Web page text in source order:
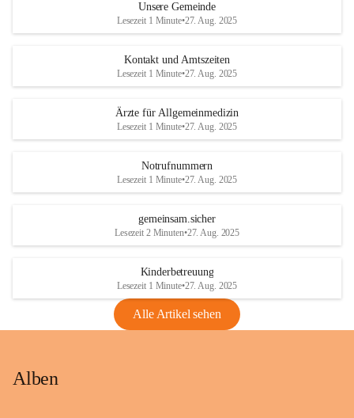
Unsere Gemeinde
Lesezeit 1 Minute•27. Aug. 2025
Kontakt und Amtszeiten
Lesezeit 1 Minute•27. Aug. 2025
Ärzte für Allgemeinmedizin
Lesezeit 1 Minute•27. Aug. 2025
Notrufnummern
Lesezeit 1 Minute•27. Aug. 2025
gemeinsam.sicher
Lesezeit 2 Minuten•27. Aug. 2025
Kinderbetreuung
Lesezeit 1 Minute•27. Aug. 2025
Alle Artikel sehen
Alben